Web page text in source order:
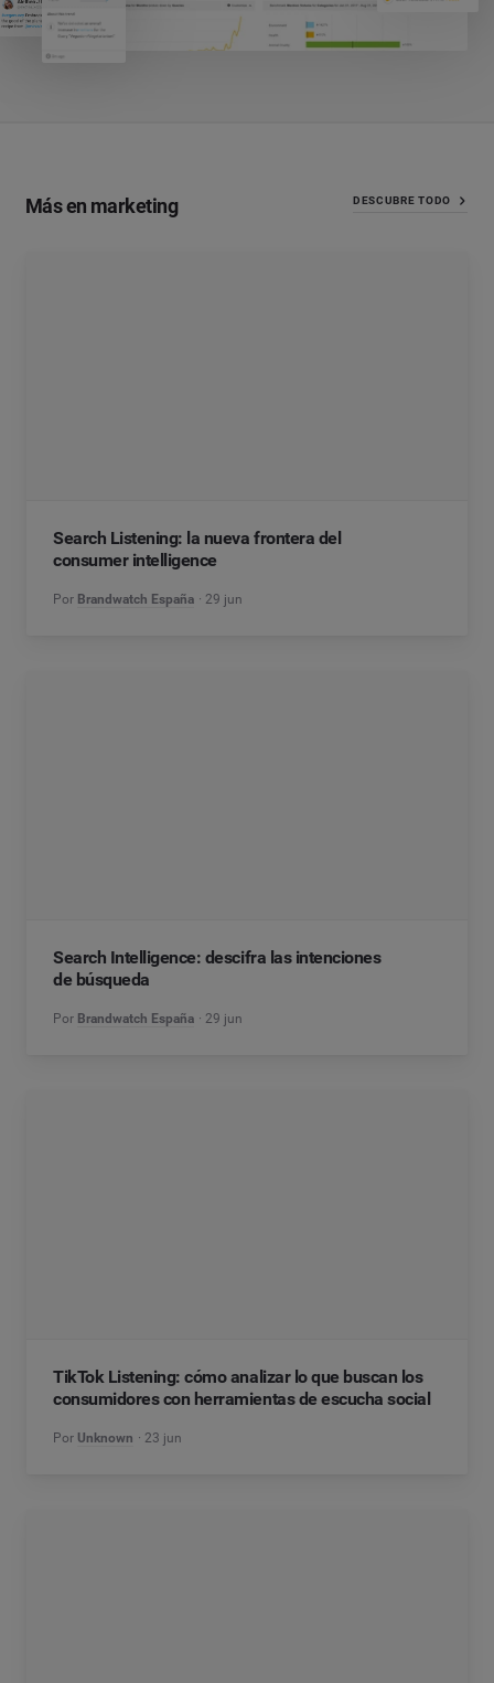
Más en marketing DESCUBRE TODO
Search Listening: la nueva frontera del
consumer intelligence
Por Brandwatch España 29 jun
Search Intelligence: descifra las intenciones
de búsqueda
Por Brandwatch España 29 jun
TikTok Listening: cómo analizar lo que buscan los
consumidores con herramientas de escucha social
Por Unknown 23 jun